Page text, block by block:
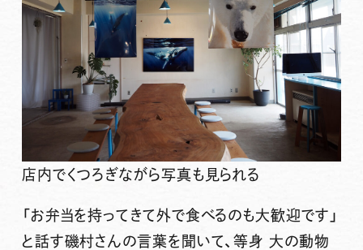
店内でくつろぎながら写真も見られる
「お弁当を持ってきて外で食べるのも大歓迎です」
と話す磯村さんの言葉を聞いて、等身 大の動物